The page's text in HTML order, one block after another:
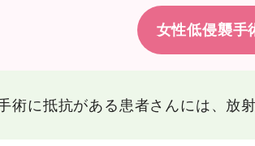
女性低侵襲手
術に抵抗がある患者さんには、放